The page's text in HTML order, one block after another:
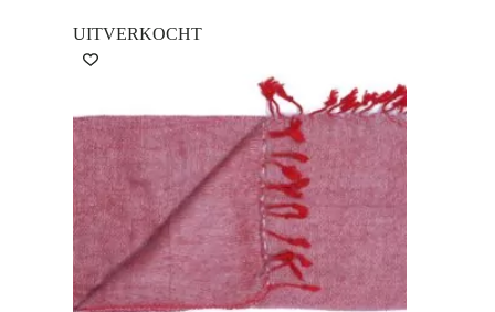
UITVERKOCHT